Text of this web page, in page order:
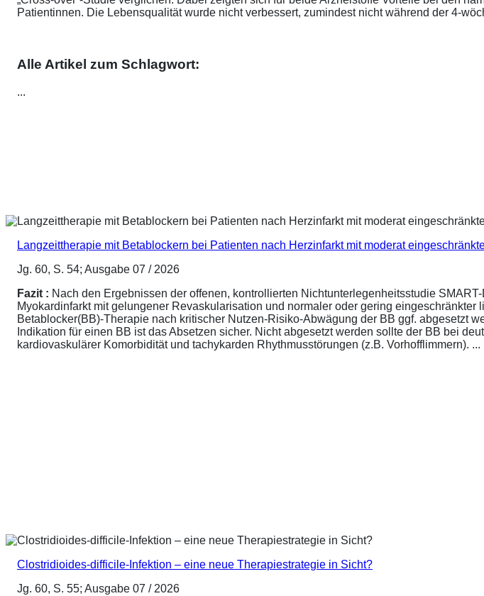
Patientinnen. Die Lebensqualität wurde nicht verbessert, zumindest nicht während der 4-
Alle Artikel zum Schlagwort:
...
Langzeittherapie mit Betablockern bei Patienten nach Herzinfarkt mit moderat
Jg. 60, S. 54; Ausgabe 07 / 2026
Fazit : Nach den Ergebnissen der offenen, kontrollierten Nichtunterlegenheitsstudie
Myokardinfarkt mit gelungener Revaskularisation und normaler oder gering
Betablocker(BB)-Therapie nach kritischer Nutzen-Risiko-Abwägung der BB ggf. abgesetzt
Indikation für einen BB ist das Absetzen sicher. Nicht abgesetzt werden sollte der BB bei
kardiovaskulärer Komorbidität und tachykarden Rhythmusstörungen (z.B. Vorhofflimmern). ...
Clostridioides-difficile-Infektion – eine neue Therapiestrategie in Sicht?
Jg. 60, S. 55; Ausgabe 07 / 2026